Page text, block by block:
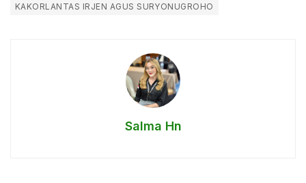
KAKORLANTAS IRJEN AGUS SURYONUGROHO
Salma Hn